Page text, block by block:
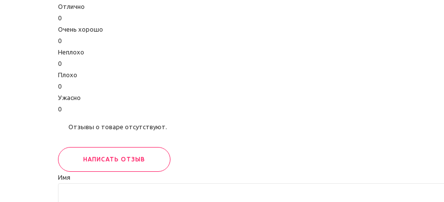
Отлично
0
Очень хорошо
0
Неплохо
0
Плохо
0
Ужасно
0
Отзывы о товаре отсутствуют.
НАПИСАТЬ ОТЗЫВ
Имя